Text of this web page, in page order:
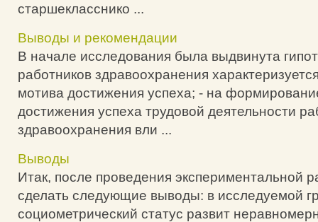
старшекласснико ...
Выводы и рекомендации
В начале исследования была выдвинута
работников здравоохранения
мотива достижения успеха; - на
достижения успеха трудовой деятельности
здравоохранения вли ...
Выводы
Итак, после проведения экспериментальной
сделать следующие выводы: в исследуемой
социометрический статус развит